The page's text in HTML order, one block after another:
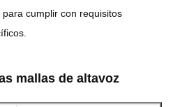
cumplir con requisitos
mallas de altavoz